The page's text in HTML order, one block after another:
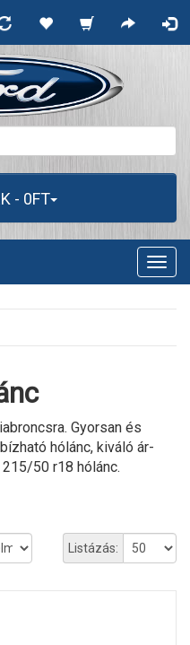
- 0FT
Gyorsan és
hólánc, kiváló ár-
50 r18 hólánc.
Listázás: